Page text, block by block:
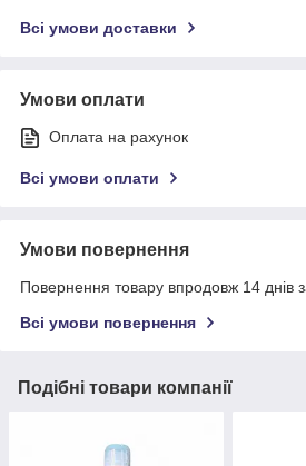
Всі умови доставки
Умови оплати
Оплата на рахунок
Всі умови оплати
Умови повернення
Повернення товару впродовж 14 днів
Всі умови повернення
Подібні товари компанії